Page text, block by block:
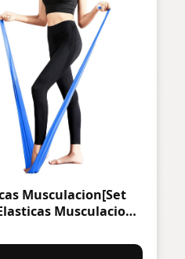
Musculacion[Set
Musculacion,
con Bolsa de
para Crossfit